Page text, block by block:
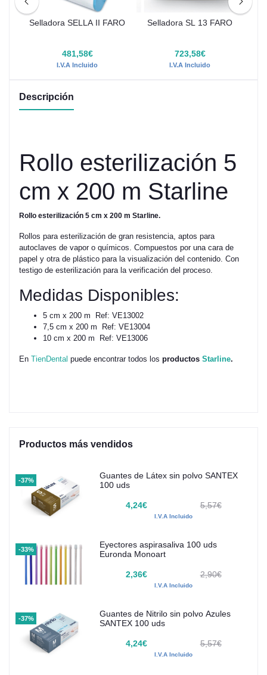
Selladora SELLA II FARO
481,58€
I.V.A Incluido
Selladora SL 13 FARO
723,58€
I.V.A Incluido
Descripción
Rollo esterilización 5
cm x 200 m Starline
Rollo esterilización 5 cm x 200 m Starline.
Rollos para esterilización de gran resistencia, aptos para
autoclaves de vapor o químicos. Compuestos por una cara de
papel y otra de plástico para la visualización del contenido. Con
testigo de esterilización para la verificación del proceso.
Medidas Disponibles:
5 cm x 200 m Ref: VE13002
7,5 cm x 200 m Ref: VE13004
10 cm x 200 m Ref: VE13006
En TienDental puede encontrar todos los productos Starline.
Productos más vendidos
-37%
Guantes de Látex sin polvo SANTEX
100 uds
4,24€ 5,57€
I.V.A Incluido
-33%
Eyectores aspirasaliva 100 uds
Euronda Monoart
2,36€ 2,90€
I.V.A Incluido
-37%
Guantes de Nitrilo sin polvo Azules
SANTEX 100 uds
4,24€ 5,57€
I.V.A Incluido